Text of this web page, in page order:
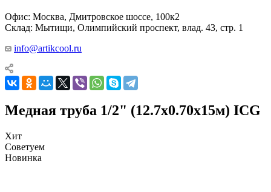
Офис: Москва, Дмитровское шоссе, 100к2
Склад: Мытищи, Олимпийский проспект, влад. 43, стр. 1
info@artikcool.ru
Медная труба 1/2" (12.7x0.70x15м) ICG
Хит
Советуем
Новинка